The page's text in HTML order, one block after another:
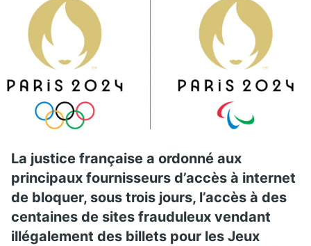
La justice française a ordonné aux
principaux fournisseurs d’accès à internet
de bloquer, sous trois jours, l’accès à des
centaines de sites frauduleux vendant
illégalement des billets pour les Jeux